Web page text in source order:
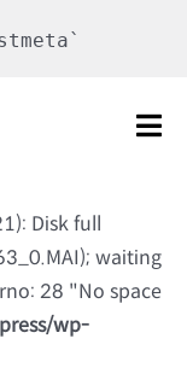
Disk full
waiting
28 "No space
wp-